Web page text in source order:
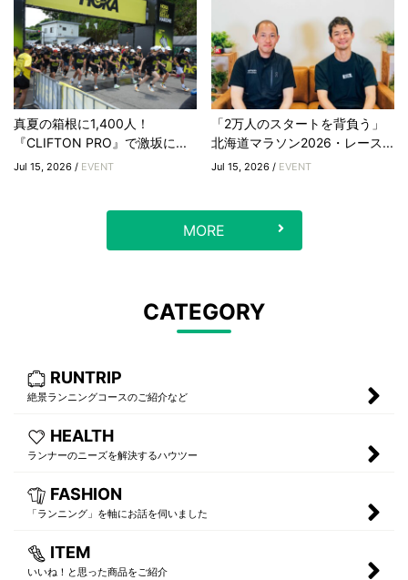
真夏の箱根に1,400人！
『CLIFTON PRO』で激坂に...
Jul 15, 2026 / EVENT
「2万人のスタートを背負う」
北海道マラソン2026・レース...
Jul 15, 2026 / EVENT
MORE
CATEGORY
RUNTRIP
絶景ランニングコースのご紹介など
HEALTH
ランナーのニーズを解決するハウツー
FASHION
「ランニング」を軸にお話を伺いました
ITEM
いいね！と思った商品をご紹介